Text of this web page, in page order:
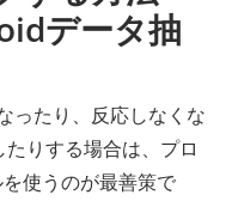
データ抽
ったり、反応しなくな
りする場合は、プロ
使うのが最善策で